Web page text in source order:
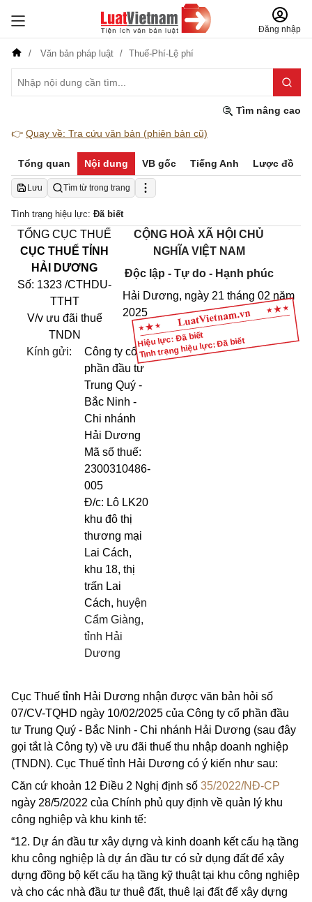
Đăng nhập
Văn bản pháp luật Thuế-Phí-Lệ phí
Tìm nâng cao
👉 Quay về: Tra cứu văn bản (phiên bản cũ)
Tổng quan Nội dung VB gốc Tiếng Anh Lược đồ
Lưu Tìm từ trong trang
Tình trạng hiệu lực: Đã biết
Hiệu lực: Đã biết
Tình trạng hiệu lực: Đã biết
TỔNG CỤC THUẾ
CỤC THUẾ TỈNH
HẢI DƯƠNG
Số: 1323 /CTHDU-
TTHT
V/v ưu đãi thuế
TNDN
CỘNG HOÀ XÃ HỘI CHỦ
NGHĨA VIỆT NAM
Độc lập - Tự do - Hạnh phúc
Hải Dương, ngày 21 tháng 02 năm
2025
Kính gửi:
Công ty cổ
phần đầu tư
Trung Quý -
Bắc Ninh -
Chi nhánh
Hải Dương
Mã số thuế:
2300310486-
005
Đ/c: Lô LK20
khu đô thị
thương mại
Lai Cách,
khu 18, thị
trấn Lai
Cách, huyện
Cẩm Giàng,
tỉnh Hải
Dương
Cục Thuế tỉnh Hải Dương nhận được văn bản hỏi số
07/CV-TQHD ngày 10/02/2025 của Công ty cổ phần đầu
tư Trung Quý - Bắc Ninh - Chi nhánh Hải Dương (sau đây
gọi tắt là Công ty) về ưu đãi thuế thu nhập doanh nghiệp
(TNDN). Cục Thuế tỉnh Hải Dương có ý kiến như sau:
Căn cứ khoản 12 Điều 2 Nghị định số 35/2022/NĐ-CP
ngày 28/5/2022 của Chính phủ quy định về quản lý khu
công nghiệp và khu kinh tế:
“12. Dự án đầu tư xây dựng và kinh doanh kết cấu hạ tầng
khu công nghiệp là dự án đầu tư có sử dụng đất để xây
dựng đồng bộ kết cấu hạ tầng kỹ thuật tại khu công nghiệp
và cho các nhà đầu tư thuê đất, thuê lại đất để xây dựng